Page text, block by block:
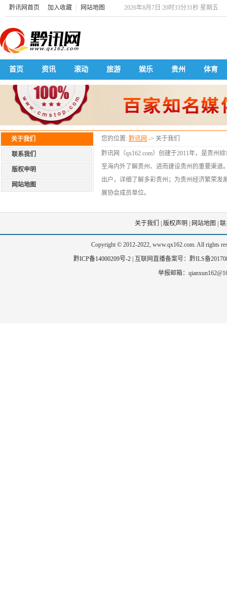
黔讯网首页 加入收藏 网站地图 2026年8月7日 20时33分31秒 星期五
首页 资讯 滚动 旅游 娱乐 贵州 体育
关于我们
联系我们
版权申明
网站地图
您的位置: 黔讯网 -> 关于我们
黔讯网（qx162.com）创建于2011年，是贵州
至海内外了解贵州、进而建设贵州的重要渠
出户，详细了解多彩贵州；为贵州经济繁荣
展协会成员单位。
关于我们 版权声明 网站地图 联
Copyright © 2012-2022, www.qx162.com. All rights
黔ICP备14000209号-2
互联网直播备案号：黔ILS备
举报邮箱：